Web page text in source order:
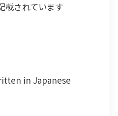
載されています
in Japanese